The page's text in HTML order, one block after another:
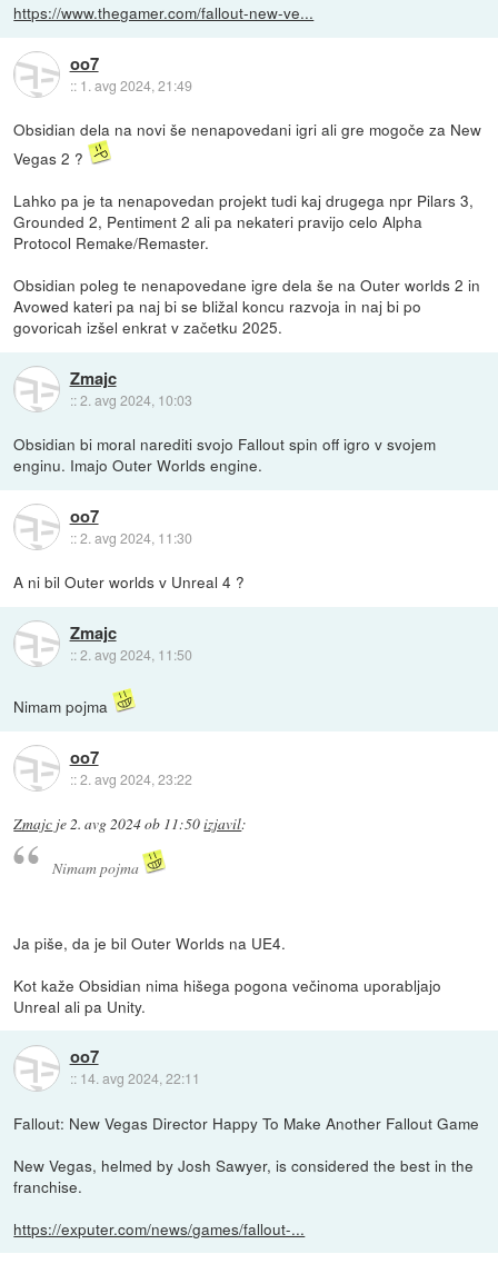
https://www.thegamer.com/fallout-new-ve...
oo7
:: 1. avg 2024, 21:49
Obsidian dela na novi še nenapovedani igri ali gre mogoče za New
Vegas 2 ?
Lahko pa je ta nenapovedan projekt tudi kaj drugega npr Pilars 3,
Grounded 2, Pentiment 2 ali pa nekateri pravijo celo Alpha
Protocol Remake/Remaster.
Obsidian poleg te nenapovedane igre dela še na Outer worlds 2 in
Avowed kateri pa naj bi se bližal koncu razvoja in naj bi po
govoricah izšel enkrat v začetku 2025.
Zmajc
::2. avg 2024, 10:03
Obsidian bi moral narediti svojo Fallout spin off igro v svojem
enginu. Imajo Outer Worlds engine.
oo7
::2. avg 2024, 11:30
A ni bil Outer worlds v Unreal 4 ?
Zmajc
::2. avg 2024, 11:50
Nimam pojma
oo7
::2. avg 2024, 23:22
Zmajc je 2. avg 2024 ob 11:50izjavil:
Nimam pojma
Ja piše, da je bil Outer Worlds na UE4.
Kot kaže Obsidian nima hišega pogona večinoma uporabljajo
Unreal ali pa Unity.
oo7
:: 14. avg 2024, 22:11
Fallout: New Vegas Director Happy To Make Another Fallout Game
New Vegas, helmed by Josh Sawyer, is considered the best in the
franchise.
https://exputer.com/news/games/fallout-...